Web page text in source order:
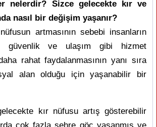
nelerdir? Sizce gelecekte kır ve
nasıl bir değişim yaşanır?
artmasının sebebi insanların
güvenlik ve ulaşım gibi hizmet
rahat faydalanmasının yanı sıra
alan olduğu için yaşanabilir bir
kır nüfusu artış gösterebilir